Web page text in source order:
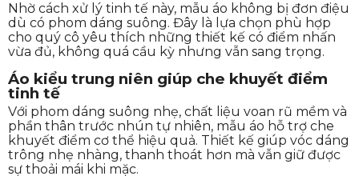
Nhờ cách xử lý tinh tế này, mẫu áo không bị đơn điệu
dù có phom dáng suông. Đây là lựa chọn phù hợp
cho quý cô yêu thích những thiết kế có điểm nhấn
vừa đủ, không quá cầu kỳ nhưng vẫn sang trọng.
Áo kiểu trung niên giúp che khuyết điểm
tinh tế
Với phom dáng suông nhẹ, chất liệu voan rũ mềm và
phần thân trước nhún tự nhiên, mẫu áo hỗ trợ che
khuyết điểm cơ thể hiệu quả. Thiết kế giúp vóc dáng
trông nhẹ nhàng, thanh thoát hơn mà vẫn giữ được
sự thoải mái khi mặc.